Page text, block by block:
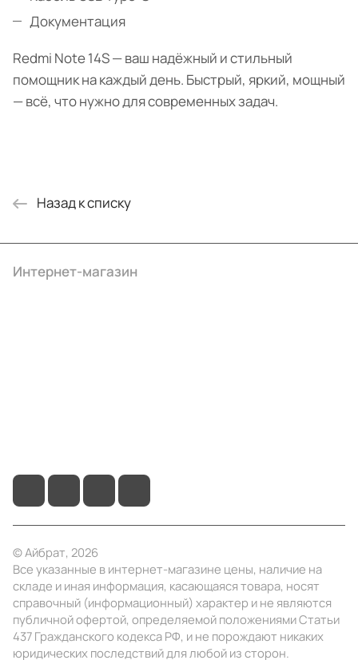
Документация
Redmi Note 14S — ваш надёжный и стильный
помощник на каждый день. Быстрый, яркий, мощный
— всё, что нужно для современных задач.
Назад к списку
Интернет-магазин
© Айбрат, 2026
Все указанные в интернет-магазине цены, наличие на
складе и иная информация, касающаяся товара, носят
справочный (информационный) характер и не являются
публичной офертой, определяемой положениями Статьи
437 Гражданского кодекса РФ, и не порождают никаких
юридических последствий для любой из сторон.